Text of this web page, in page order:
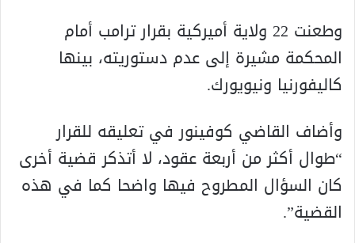
وطعنت 22 ولاية أميركية بقرار ترامب أمام
المحكمة مشيرة إلى عدم دستوريته، بينها
كاليفورنيا ونيويورك.
وأضاف القاضي كوفينور في تعليقه للقرار
“طوال أكثر من أربعة عقود، لا أتذكر قضية أخرى
كان السؤال المطروح فيها واضحا كما في هذه
القضية”.